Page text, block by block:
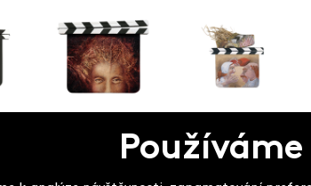
klapek